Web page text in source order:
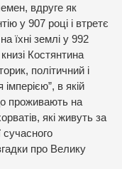
вдруге як
у 907 році і втретє
їхні землі у 992
Костянтина
політичний і
в якій
проживають на
які живуть за
сучасного
про Велику